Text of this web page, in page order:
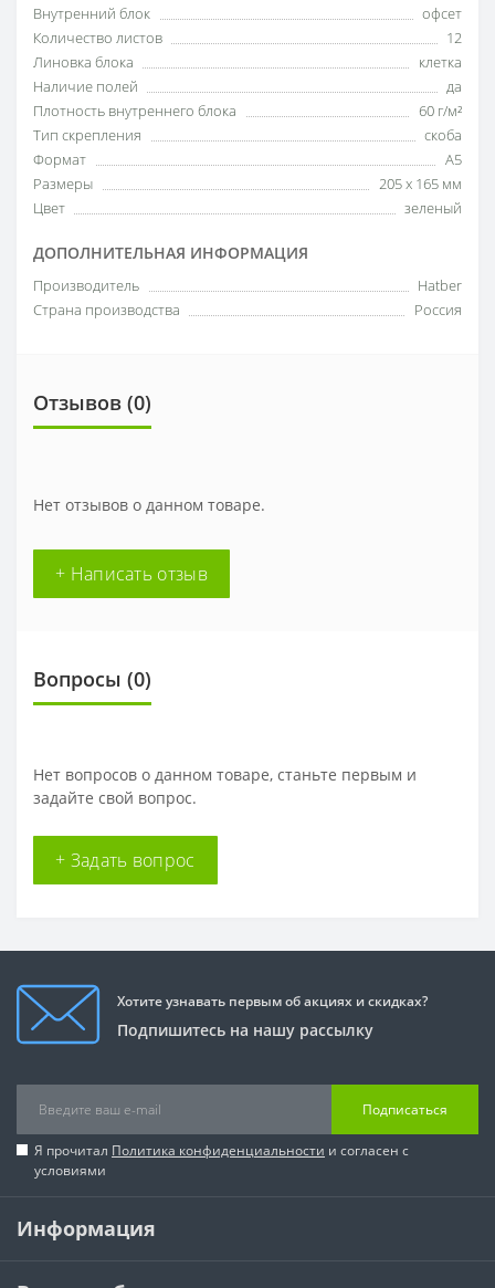
Внутренний блок
офсет
Количество листов
12
Линовка блока
клетка
Наличие полей
да
Плотность внутреннего блока
60 г/м²
Тип скрепления
скоба
Формат
А5
Размеры
205 х 165 мм
Цвет
зеленый
ДОПОЛНИТЕЛЬНАЯ ИНФОРМАЦИЯ
Производитель
Hatber
Страна производства
Россия
Отзывов (0)
Нет отзывов о данном товаре.
+ Написать отзыв
Вопросы (0)
Нет вопросов о данном товаре, станьте первым и
задайте свой вопрос.
+ Задать вопрос
Хотите узнавать первым об акциях и скидках?
Подпишитесь на нашу рассылку
Подписаться
Я прочитал Политика конфиденциальности и согласен с
условиями
Информация